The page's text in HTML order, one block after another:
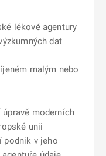
lékové agentury
dat
malým nebo
moderních
unii
podnik v jeho